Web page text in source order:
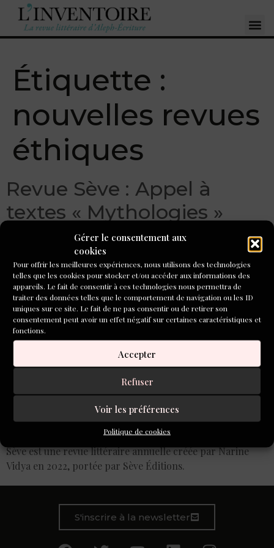
Gérer le consentement aux
cookies
Pour offrir les meilleures expériences, nous utilisons des technologies
telles que les cookies pour stocker et/ou accéder aux informations des
appareils. Le fait de consentir à ces technologies nous permettra de
traiter des données telles que le comportement de navigation ou les ID
uniques sur ce site. Le fait de ne pas consentir ou de retirer son
consentement peut avoir un effet négatif sur certaines caractéristiques et
fonctions.
Accepter
Refuser
Voir les préférences
Politique de cookies
Étiquette :
nouvelles revues
éthiques
Revue Sève : Appel à
textes « Mythologies »
jusqu’au 31 mars 2024 !
Sève est une revue littéraire annuelle créée par Narine
Vidya en 2022, portée par Sève Éditions.
S'inscrire à la newsletter